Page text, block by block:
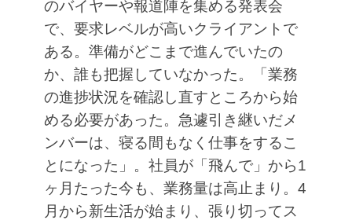
のバイヤーや報道陣を集める発表会
で、要求レベルが高いクライアントで
ある。準備がどこまで進んでいたの
か、誰も把握していなかった。「業務
の進捗状況を確認し直すところから始
める必要があった。急遽引き継いだメ
ンバーは、寝る間もなく仕事をするこ
とになった」。社員が「飛んで」から1
ヶ月たった今も、業務量は高止まり。4
月から新生活が始まり、張り切ってス